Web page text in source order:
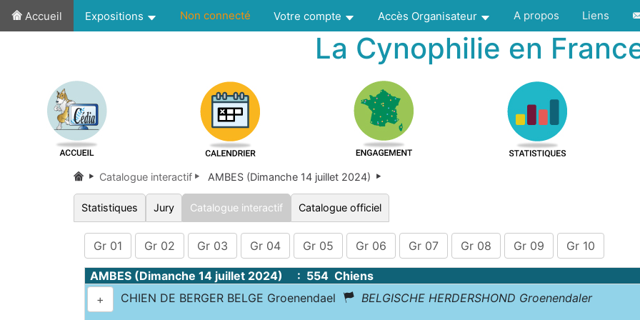
Accueil Expositions Non connecté Votre compte Accès Organisateur A propos Liens
La Cynophilie en
Catalogue interactif AMBES (Dimanche 14 juillet 2024)
Statistiques Jury Catalogue interactif Catalogue officiel
Gr 01 Gr 02 Gr 03 Gr 04 Gr 05 Gr 06 Gr 07 Gr 08 Gr 09 Gr 10
AMBES (Dimanche 14 juillet 2024) : 554 Chiens
+
CHIEN DE BERGER BELGE Groenendael BELGISCHE HERDERSHOND Groenendaler